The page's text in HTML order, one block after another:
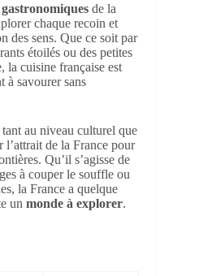
de la
chaque recoin et
des sens. Que ce soit par
étoilés ou des petites
la cuisine française est
à savourer sans
au niveau culturel que
de la France pour
Qu’il s’agisse de
à couper le souffle ou
la France a quelque
un monde à explorer.